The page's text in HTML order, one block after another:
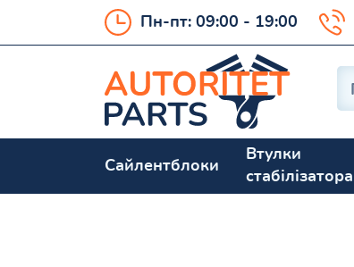
Пн-пт: 09:00 - 19:00
Сайлентблоки
Втулки
стабілізатора